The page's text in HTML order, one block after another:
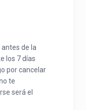
de la
los 7 días
por cancelar
te
será el